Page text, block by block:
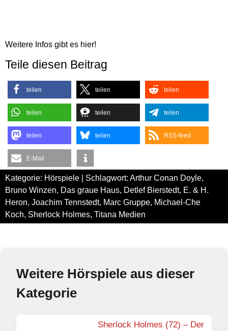
Weitere Infos gibt es hier!
Teile diesen Beitrag
teilen teilen teilen
teilen teilen teilen
teilen teilen RSS-feed
E-Mail
Kategorie: Hörspiele | Schlagwort: Arthur Conan Doyle,
Bruno Winzen, Das graue Haus, Detlef Bierstedt, E. & H.
Heron, Joachim Tennstedt, Marc Gruppe, Michael-Che
Koch, Sherlock Holmes, Titana Medien
Weitere Hörspiele aus dieser
Kategorie
Sherlock Holmes (72) – Der